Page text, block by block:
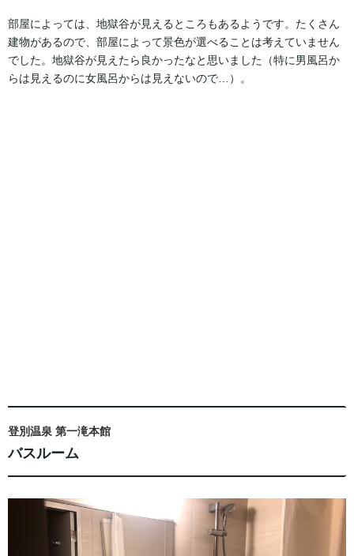
部屋によっては、地獄谷が見えるところもあるようです。たくさん
建物があるので、部屋によって景色が選べることは考えていません
でした。地獄谷が見えたら良かったなと思いました（特に男風呂か
らは見えるのに女風呂からは見えないので…）。
登別温泉 第一滝本館
バスルーム